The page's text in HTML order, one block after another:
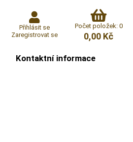
Přihlásit se
Zaregistrovat se
Počet položek: 0
0,00 Kč
Kontaktní informace